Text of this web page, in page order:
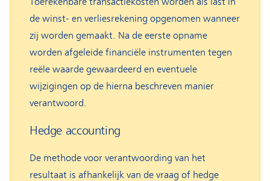
de winst- en verliesrekening opgenomen wanneer
zij worden gemaakt. Na de eerste opname
worden afgeleide financiële instrumenten tegen
reële waarde gewaardeerd en eventuele
wijzigingen op de hierna beschreven manier
verantwoord.
Hedge accounting
De methode voor verantwoording van het
resultaat is afhankelijk van de vraag of hedge